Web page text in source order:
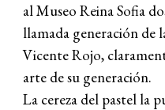
al Museo Reina Sofia
llamada generación de
Vicente Rojo,
arte de su generación.
La cereza del pastel la